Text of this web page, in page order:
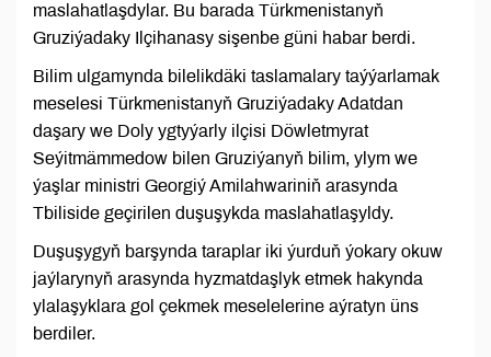
maslahatlaşdylar. Bu barada Türkmenistanyň
Gruziýadaky Ilçihanasy sişenbe güni habar berdi.
Bilim ulgamynda bilelikdäki taslamalary taýýarlamak
meselesi Türkmenistanyň Gruziýadaky Adatdan
daşary we Doly ygtyýarly ilçisi Döwletmyrat
Seýitmämmedow bilen Gruziýanyň bilim, ylym we
ýaşlar ministri Georgiý Amilahwariniň arasynda
Tbiliside geçirilen duşuşykda maslahatlaşyldy.
Duşuşygyň barşynda taraplar iki ýurduň ýokary okuw
jaýlarynyň arasynda hyzmatdaşlyk etmek hakynda
ylalaşyklara gol çekmek meselelerine aýratyn üns
berdiler.